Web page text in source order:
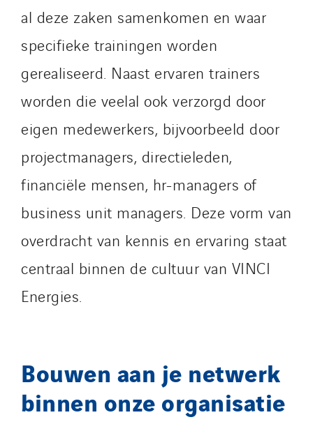
al deze zaken samenkomen en waar
specifieke trainingen worden
gerealiseerd. Naast ervaren trainers
worden die veelal ook verzorgd door
eigen medewerkers, bijvoorbeeld door
projectmanagers, directieleden,
financiële mensen, hr-managers of
business unit managers. Deze vorm van
overdracht van kennis en ervaring staat
centraal binnen de cultuur van VINCI
Energies.
Bouwen aan je netwerk
binnen onze organisatie